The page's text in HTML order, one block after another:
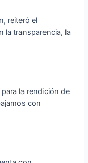
reiteró el
la transparencia, la
la rendición de
con